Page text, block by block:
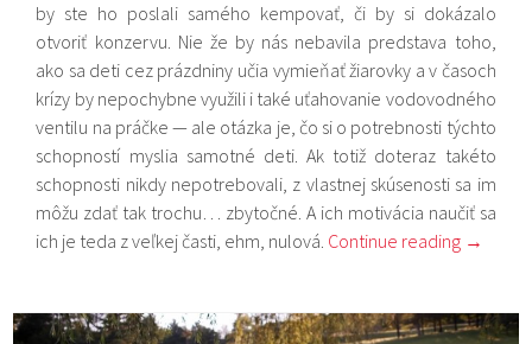
by ste ho poslali samého kempovať, či by si dokázalo
otvoriť konzervu. Nie že by nás nebavila predstava toho,
ako sa deti cez prázdniny učia vymieňať žiarovky a v časoch
krízy by nepochybne využili i také uťahovanie vodovodného
ventilu na práčke — ale otázka je, čo si o potrebnosti týchto
schopností myslia samotné deti. Ak totiž doteraz takéto
schopnosti nikdy nepotrebovali, z vlastnej skúsenosti sa im
môžu zdať tak trochu… zbytočné. A ich motivácia naučiť sa
ich je teda z veľkej časti, ehm, nulová. Continue reading →